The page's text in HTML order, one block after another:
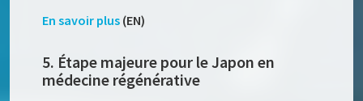
En savoir plus (EN)
5. Étape majeure pour le Japon en
médecine régénérative